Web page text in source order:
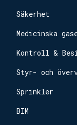
Säkerhet
Medicinska
Kontroll &
Styr- och
Sprinkler
BIM